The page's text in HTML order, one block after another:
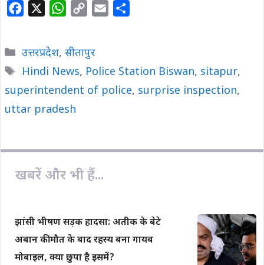
e
b
o
o
W
t
s
A
p
y
L
i
l
e
Categories
उत्तरप्रदेश, सीतापुर
Tags
Hindi News, Police Station Biswan, sitapur,
superintendent of police, surprise inspection,
uttar pradesh
खबरें और भी हैं...
झांसी भीषण सड़क हादसा: अतीक के बेटे
अबान की मौत के बाद रहस्य बना गायब
मोबाइल, क्या छुपा है इसमें?